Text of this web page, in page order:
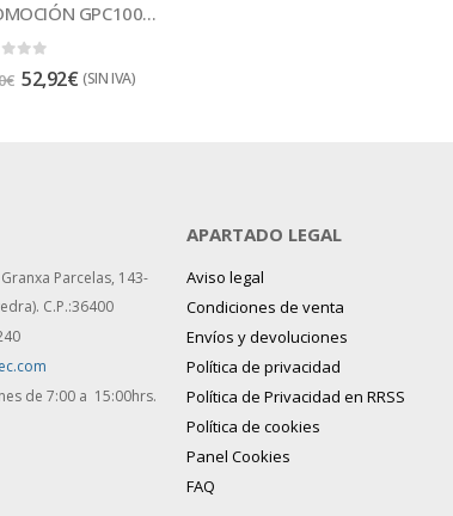
PROMOCIÓN GPC1001 Racor
€ 52,92€ (SIN IVA)
Parcelas, 143-
C.P.:36400
de 7:00 a 15:00hrs.
APARTADO LEGAL
Aviso legal
Condiciones de venta
Envíos y devoluciones
Política de privacidad
Política de Privacidad en RRSS
Política de cookies
Panel Cookies
FAQ